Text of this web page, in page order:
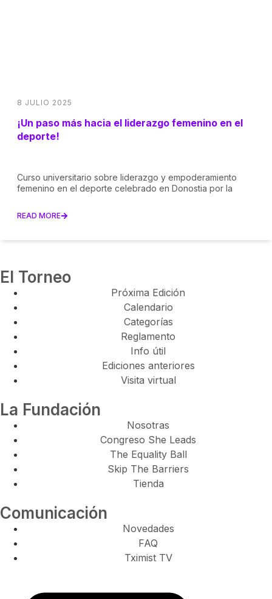
8 JULIO 2025
¡Un paso más hacia el liderazgo femenino en el
deporte!
Curso universitario sobre liderazgo y empoderamiento
femenino en el deporte celebrado en Donostia por la
READ MORE
El Torneo
Próxima Edición
Calendario
Categorías
Reglamento
Info útil
Ediciones anteriores
Visita virtual
La Fundación
Nosotras
Congreso She Leads
The Equality Ball
Skip The Barriers
Tienda
Comunicación
Novedades
FAQ
Tximist TV